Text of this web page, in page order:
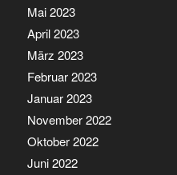
Mai 2023
April 2023
März 2023
Februar 2023
Januar 2023
November 2022
Oktober 2022
Juni 2022